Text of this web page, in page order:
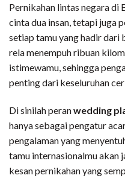
Pernikahan lintas negara di
cinta dua insan, tetapi juga
setiap tamu yang hadir dari
rela menempuh ribuan
istimewamu, sehingga
penting dari keseluruhan
Di sinilah peranwedding
hanya sebagai pengatur
pengalaman yang
tamu internasionalmu akan
kesan pernikahan yang